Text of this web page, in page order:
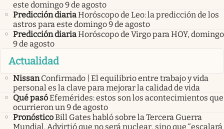
este domingo 9 de agosto
Predicción diariaHoróscopo de Leo: la predicción de los
astros para este domingo 9 de agosto
Predicción diariaHoróscopo de Virgo para HOY, domingo
9 de agosto
Actualidad
Nissan Confirmado | El equilibrio entre trabajo y vida
personal es la clave para mejorar la calidad de vida
Qué pasóEfemérides: estos son los acontecimientos que
ocurrieron un 9 de agosto
PronósticoBill Gates habló sobre la Tercera Guerra
Mundial. Advirtió que no será nuclear, sino que “escalará